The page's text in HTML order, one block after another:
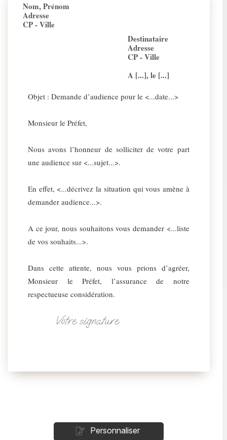
Nom, Prénom
Adresse
CP - Ville
Destinataire
Adresse
CP - Ville
A [...], le [...]
Objet : Demande d’audience pour le <...date...>
Monsieur le Préfet,
Nous avons l’honneur de solliciter de votre part
une audience sur <...sujet...>.
En effet, <...décrivez la situation qui vous amène à
demander audience...>.
A ce jour, nous souhaitons vous demander <...liste
de vos souhaits...>.
Dans cette attente, nous vous prions d’agréer,
Monsieur le Préfet, l’assurance de notre
respectueuse considération.
Votre signature
Personnaliser